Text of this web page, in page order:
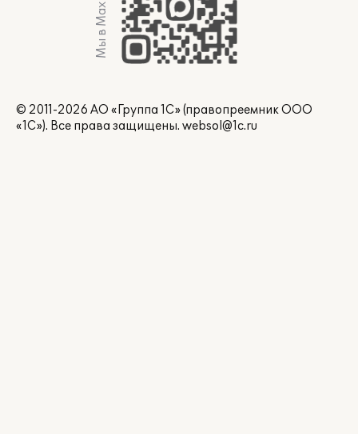
Мы в Max
© 2011-2026 АО «Группа 1С» (правопреемник ООО
«1С»). Все права защищены. websol@1c.ru